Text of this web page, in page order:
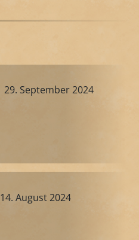
29. September 2024
August 2024